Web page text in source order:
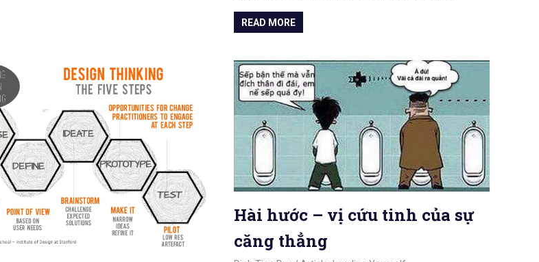
READ MORE
Hài hước – vị cứu tinh của sự
căng thẳng